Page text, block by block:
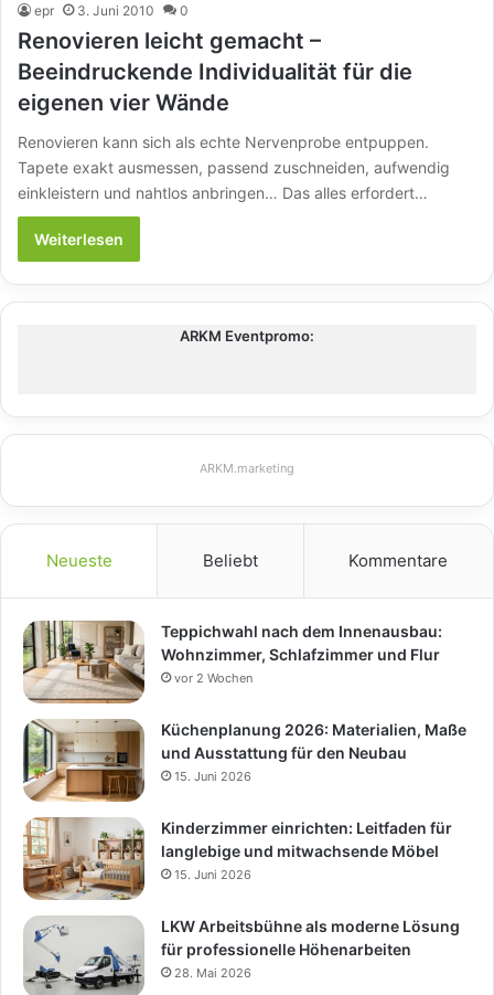
epr 3. Juni 2010 0
Renovieren leicht gemacht –
Beeindruckende Individualität für die
eigenen vier Wände
Renovieren kann sich als echte Nervenprobe entpuppen.
Tapete exakt ausmessen, passend zuschneiden, aufwendig
einkleistern und nahtlos anbringen… Das alles erfordert…
Weiterlesen
ARKM Eventpromo:
ARKM.marketing
Neueste Beliebt Kommentare
Teppichwahl nach dem Innenausbau:
Wohnzimmer, Schlafzimmer und Flur
vor 2 Wochen
Küchenplanung 2026: Materialien, Maße
und Ausstattung für den Neubau
15. Juni 2026
Kinderzimmer einrichten: Leitfaden für
langlebige und mitwachsende Möbel
15. Juni 2026
LKW Arbeitsbühne als moderne Lösung
für professionelle Höhenarbeiten
28. Mai 2026